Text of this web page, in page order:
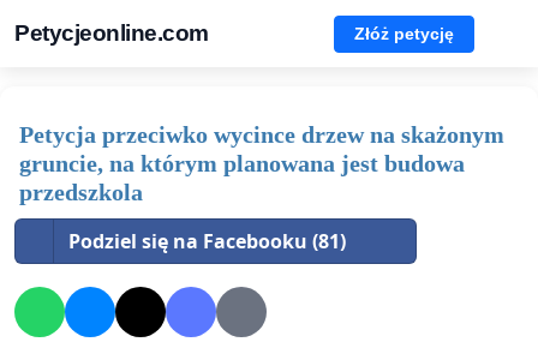
Petycjeonline.com Złóż petycję
Petycja przeciwko wycince drzew na skażonym
gruncie, na którym planowana jest budowa
przedszkola
Podziel się na Facebooku (81)